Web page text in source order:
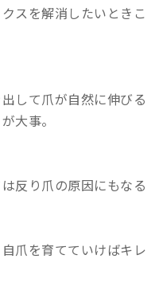
スを解消したいときこ
して爪が自然に伸びる
大事。
反り爪の原因にもなる
爪を育てていけばキレ